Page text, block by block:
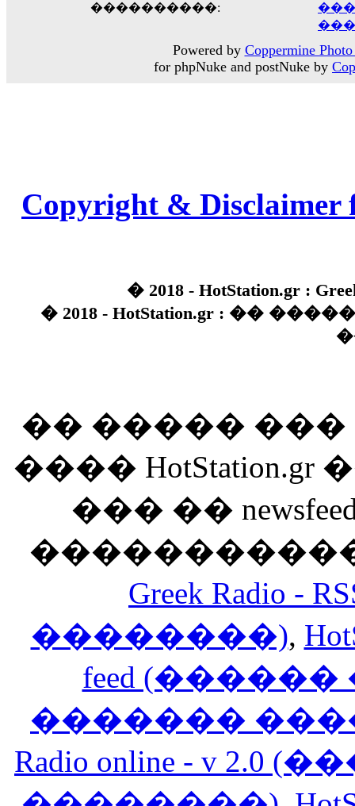
����������:
Powered by Coppermine
for phpNuke and postNuke by
Copyright & Disclaimer
� 2018 - HotStation.gr :
� 2018 - HotStation.gr : ��
�� �����
����
��� ��
Greek Radio
��������),
feed
�������
Radio online - v